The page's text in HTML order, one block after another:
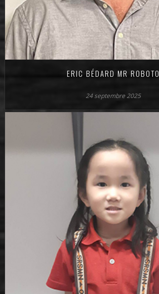
ERIC BÉDARD MR ROBOTO
24 septembre 2025